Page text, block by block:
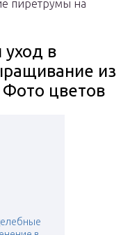
пиретрумы на
уход в
из
Фото цветов